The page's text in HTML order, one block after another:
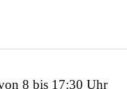
8 bis 17:30 Uhr